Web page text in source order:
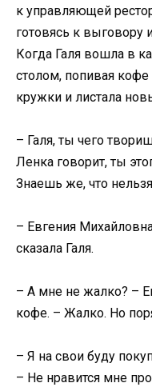
к управляющей
готовясь к выговору
Когда Галя вошла в
столом, попивая
кружки и листала
– Галя, ты чего
Ленка говорит, ты
Знаешь же, что
– Евгения
сказала Галя.
– А мне не жалко? –
кофе. – Жалко. Но
– Я на свои буду
– Не нравится мне